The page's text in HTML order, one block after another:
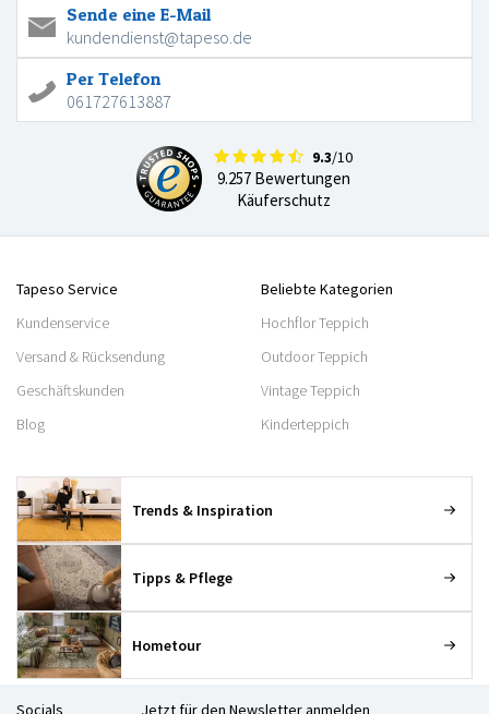
Sende eine E-Mail
kundendienst@tapeso.de
Per Telefon
061727613887
9.3/10
9.257 Bewertungen
Käuferschutz
Tapeso Service
Kundenservice
Versand & Rücksendung
Geschäftskunden
Blog
Beliebte Kategorien
Hochflor Teppich
Outdoor Teppich
Vintage Teppich
Kinderteppich
Trends & Inspiration
Tipps & Pflege
Hometour
Socials Jetzt für den Newsletter anmelden